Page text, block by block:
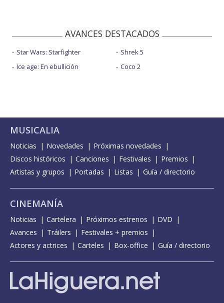
AVANCES DESTACADOS
Star Wars: Starfighter
Ice age: En ebullición
Shrek 5
Coco 2
MUSICALIA
Noticias Novedades
Próximas novedades
Discos históricos
Canciones Festivales
Premios
Artistas y grupos
Portadas Listas Guía / directorio
CINEMANÍA
Noticias Cartelera Próximos estrenos
DVD
Avances
Tráilers
Festivales + premios
Actores y actrices
Carteles Box-office Guía / directorio